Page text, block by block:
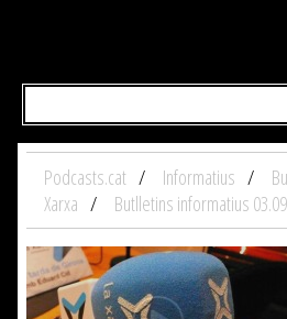
Podcasts.cat Informatius
Xarxa
Butlletins informatius